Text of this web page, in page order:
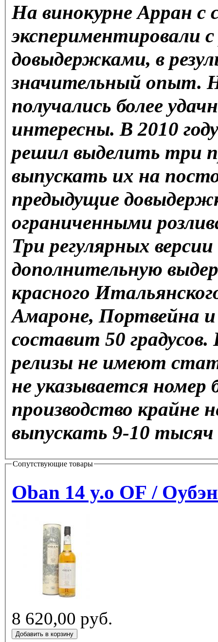
На винокурне Арран с
экспериментировали
довыдержками, в
значительный опыт.
получались более
интересны. В 2010
решил выделить три
выпускать их на
предыдущие
ограниченными
Три регулярных
дополнительную
красного
Амароне, Портвейна и
составит 50
релизы не имеют
не указывается
производство крайне
выпускать 9-10
Сопутствующие товары
Oban 14 y.o OF /
8 620,00 руб.